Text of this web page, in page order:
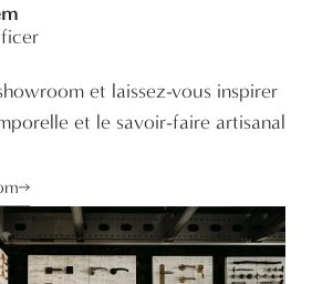
et laissez-vous inspirer
et le savoir-faire artisanal